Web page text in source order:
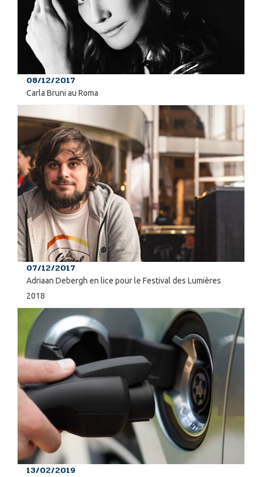
08/12/2017
Carla Bruni au Roma
07/12/2017
Adriaan Debergh en lice pour le Festival des Lumières
2018
13/02/2019